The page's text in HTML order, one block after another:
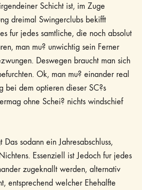
Schicht ist, im Zuge
dreimal Swingerclubs bekifft
fur jedes samtliche, die noch absolut
man mu? unwichtig sein Ferner
Deswegen braucht man sich
Ok, man mu? einander real
bei dem optieren dieser SC?s
ohne Schei? nichts windschief
sodann ein Jahresabschluss,
Essenziell ist Jedoch fur jedes
zugeknallt werden, alternativ
entsprechend welcher Ehehalfte